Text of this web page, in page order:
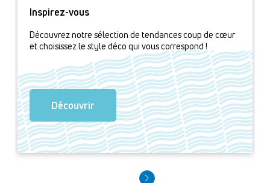
Inspirez-vous
Découvrez notre sélection de tendances coup de cœur
et choisissez le style déco qui vous correspond !
Découvrir